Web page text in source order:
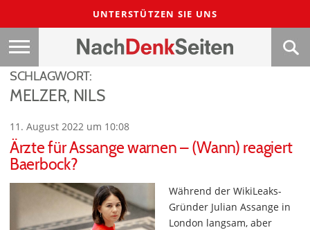
UNTERSTÜTZEN SIE UNS
SCHLAGWORT:
MELZER, NILS
11. August 2022 um 10:08
Ärzte für Assange warnen – (Wann) reagiert
Baerbock?
Während der WikiLeaks-
Gründer Julian Assange in
London langsam, aber